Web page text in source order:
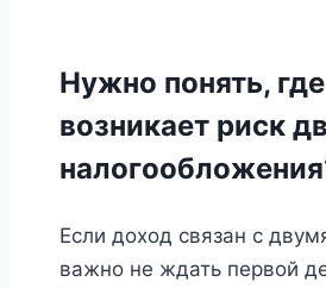
Нужно понять, где
возникает риск
Если доход связан с
важно не ждать первой